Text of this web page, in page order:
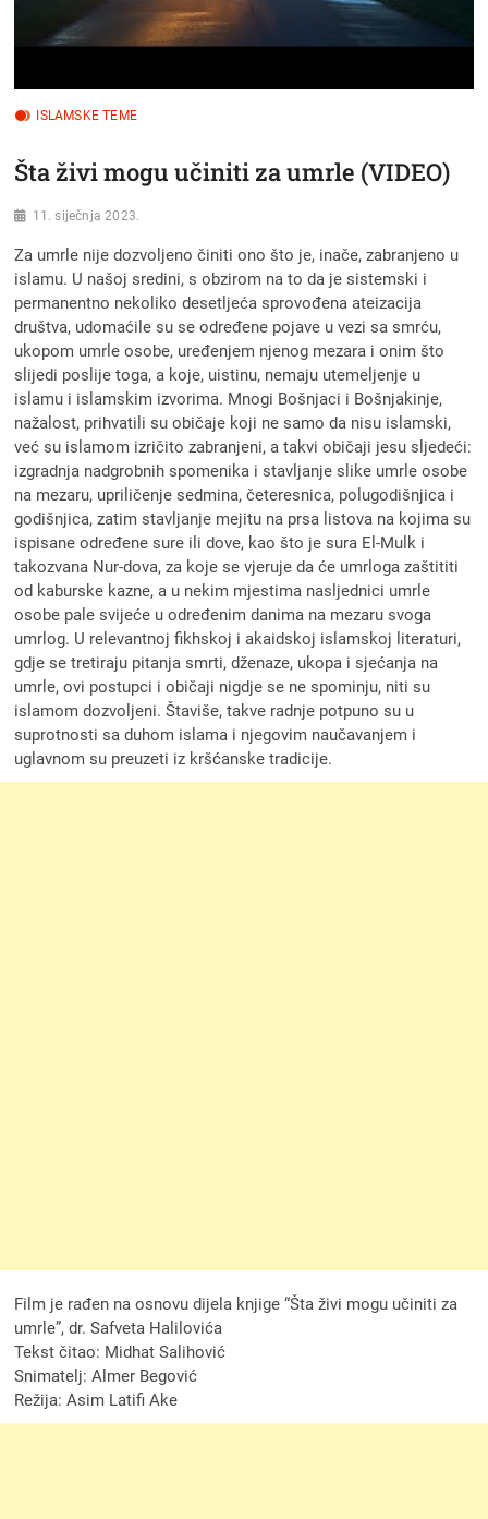
ISLAMSKE TEME
Šta živi mogu učiniti za umrle (VIDEO)
11. siječnja 2023.
Za umrle nije dozvoljeno činiti ono što je, inače, zabranjeno u
islamu. U našoj sredini, s obzirom na to da je sistemski i
permanentno nekoliko desetljeća sprovođena ateizacija
društva, udomaćile su se određene pojave u vezi sa smrću,
ukopom umrle osobe, uređenjem njenog mezara i onim što
slijedi poslije toga, a koje, uistinu, nemaju utemeljenje u
islamu i islamskim izvorima. Mnogi Bošnjaci i Bošnjakinje,
nažalost, prihvatili su običaje koji ne samo da nisu islamski,
već su islamom izričito zabranjeni, a takvi običaji jesu sljedeći:
izgradnja nadgrobnih spomenika i stavljanje slike umrle osobe
na mezaru, upriličenje sedmina, četeresnica, polugodišnjica i
godišnjica, zatim stavljanje mejitu na prsa listova na kojima su
ispisane određene sure ili dove, kao što je sura El-Mulk i
takozvana Nur-dova, za koje se vjeruje da će umrloga zaštititi
od kaburske kazne, a u nekim mjestima nasljednici umrle
osobe pale svijeće u određenim danima na mezaru svoga
umrlog. U relevantnoj fikhskoj i akaidskoj islamskoj literaturi,
gdje se tretiraju pitanja smrti, dženaze, ukopa i sjećanja na
umrle, ovi postupci i običaji nigdje se ne spominju, niti su
islamom dozvoljeni. Štaviše, takve radnje potpuno su u
suprotnosti sa duhom islama i njegovim naučavanjem i
uglavnom su preuzeti iz kršćanske tradicije.
Film je rađen na osnovu dijela knjige “Šta živi mogu učiniti za
umrle”, dr. Safveta Halilovića
Tekst čitao: Midhat Salihović
Snimatelj: Almer Begović
Režija: Asim Latifi Ake